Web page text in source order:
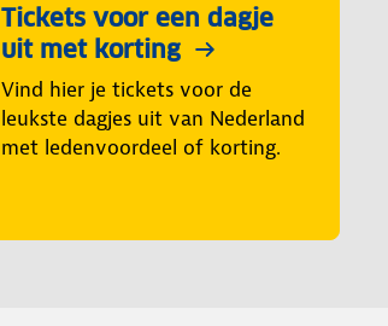
Tickets voor een dagje
uit met korting
Vind hier je tickets voor de
leukste dagjes uit van Nederland
met ledenvoordeel of korting.